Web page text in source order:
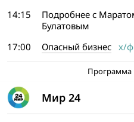
14:15
Подробнее с
Булатовым
17:00
Опасный бизнес х/ф
Программа
Мир 24